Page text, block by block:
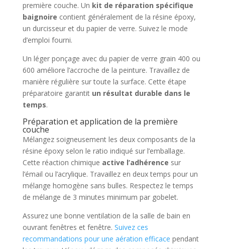
première couche. Un kit de réparation spécifique
baignoire contient généralement de la résine époxy,
un durcisseur et du papier de verre. Suivez le mode
d’emploi fourni.
Un léger ponçage avec du papier de verre grain 400 ou
600 améliore l’accroche de la peinture. Travaillez de
manière régulière sur toute la surface. Cette étape
préparatoire garantit un résultat durable dans le
temps.
Préparation et application de la première
couche
Mélangez soigneusement les deux composants de la
résine époxy selon le ratio indiqué sur l’emballage.
Cette réaction chimique active l’adhérence sur
l’émail ou l’acrylique. Travaillez en deux temps pour un
mélange homogène sans bulles. Respectez le temps
de mélange de 3 minutes minimum par gobelet.
Assurez une bonne ventilation de la salle de bain en
ouvrant fenêtres et fenêtre. Suivez ces
recommandations pour une aération efficace pendant